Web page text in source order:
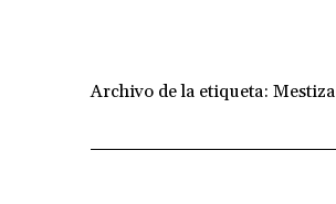
Archivo de la etiqueta: Mestiza